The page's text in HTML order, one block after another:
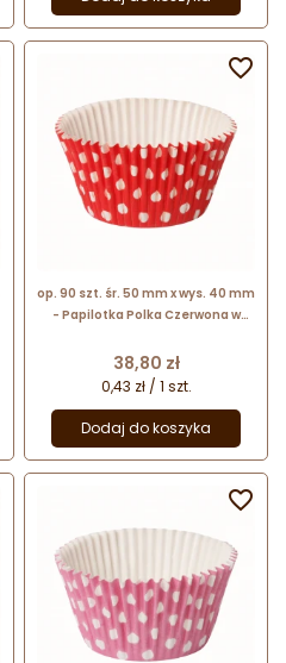
op. 90 szt. śr. 50 mm x wys. 40 mm
- Papilotka Polka Czerwona w
foremki do babeczek
Cena
38,80 zł
0,43 zł / 1 szt.
Dodaj do koszyka

